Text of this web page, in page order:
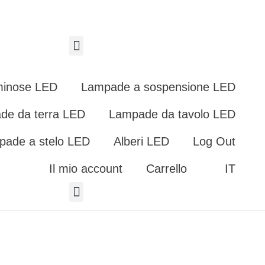
LED Lampade a sospensione LED
da terra LED Lampade da tavolo LED
a stelo LED Alberi LED Log Out
Il mio account Carrello IT